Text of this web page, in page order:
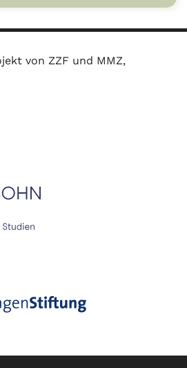
von ZZF und MMZ,